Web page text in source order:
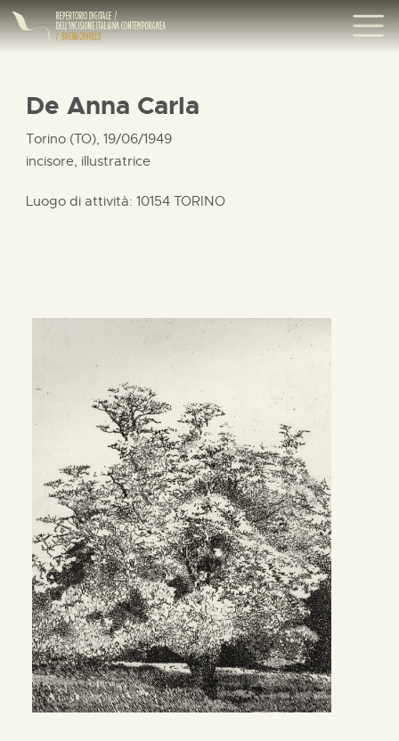
De Anna Carla
Torino (TO), 19/06/1949
incisore, illustratrice
Luogo di attività: 10154 TORINO